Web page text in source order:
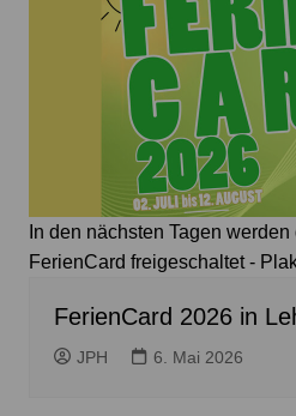
In den nächsten Tagen
FerienCard freigeschaltet -
FerienCard 2026 in
JPH 6. Mai 2026